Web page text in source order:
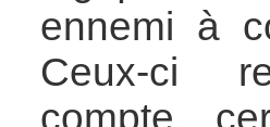
ennemi à
Ceux-ci
compte,